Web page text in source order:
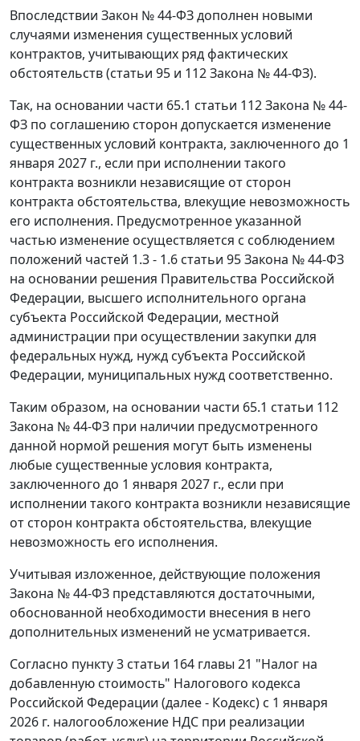
Впоследствии Закон № 44-ФЗ дополнен новыми
случаями изменения существенных условий
контрактов, учитывающих ряд фактических
обстоятельств (статьи 95 и 112 Закона № 44-ФЗ).
Так, на основании части 65.1 статьи 112 Закона № 44-
ФЗ по соглашению сторон допускается изменение
существенных условий контракта, заключенного до 1
января 2027 г., если при исполнении такого
контракта возникли независящие от сторон
контракта обстоятельства, влекущие невозможность
его исполнения. Предусмотренное указанной
частью изменение осуществляется с соблюдением
положений частей 1.3 - 1.6 статьи 95 Закона № 44-ФЗ
на основании решения Правительства Российской
Федерации, высшего исполнительного органа
субъекта Российской Федерации, местной
администрации при осуществлении закупки для
федеральных нужд, нужд субъекта Российской
Федерации, муниципальных нужд соответственно.
Таким образом, на основании части 65.1 статьи 112
Закона № 44-ФЗ при наличии предусмотренного
данной нормой решения могут быть изменены
любые существенные условия контракта,
заключенного до 1 января 2027 г., если при
исполнении такого контракта возникли независящие
от сторон контракта обстоятельства, влекущие
невозможность его исполнения.
Учитывая изложенное, действующие положения
Закона № 44-ФЗ представляются достаточными,
обоснованной необходимости внесения в него
дополнительных изменений не усматривается.
Согласно пункту 3 статьи 164 главы 21 "Налог на
добавленную стоимость" Налогового кодекса
Российской Федерации (далее - Кодекс) с 1 января
2026 г. налогообложение НДС при реализации